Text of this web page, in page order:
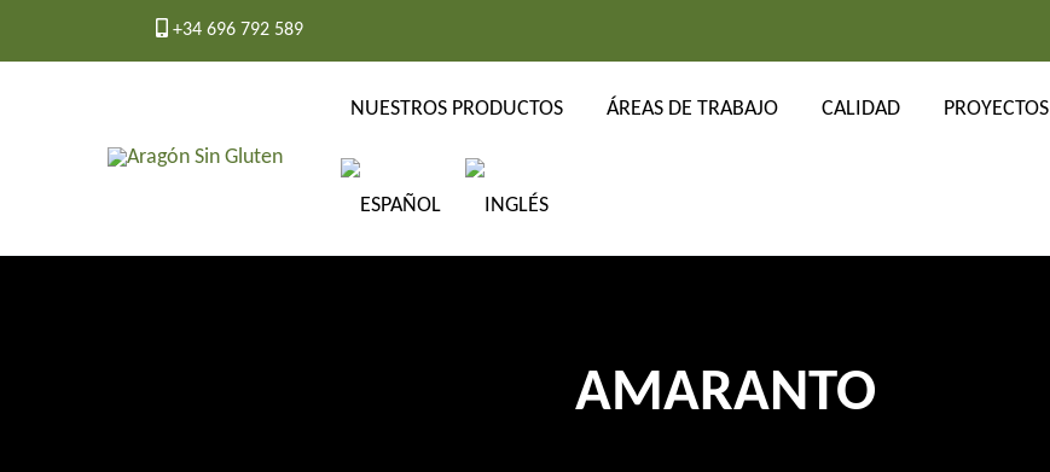
+34 696 792 589
NUESTROS PRODUCTOS ÁREAS DE TRABAJO CALIDAD PROYECTOS
AMARANTO